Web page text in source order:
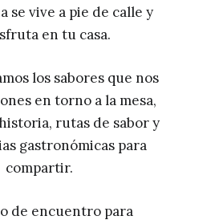
se vive a pie de calle y
en tu casa.
los sabores que nos
en torno a la mesa,
rutas de sabor y
gastronómicas para
compartir.
de encuentro para